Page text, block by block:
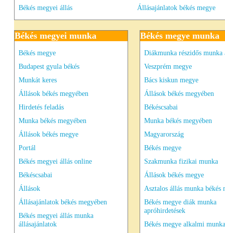
Békés megyei állás
Állásajánlatok békés megye
Békés megyei munka
Békés megye
Budapest gyula békés
Munkát keres
Állások békés megyében
Hirdetés feladás
Munka békés megyében
Állások békés megye
Portál
Békés megyei állás online
Békéscsabai
Állások
Állásajánlatok békés megyében
Békés megyei állás munka
állásajánlatok
Békés megye munka
Diákmunka részidős munka
Veszprém megye
Bács kiskun megye
Állások békés megyében
Békéscsabai
Munka békés megyében
Magyarország
Békés megye
Szakmunka fizikai munka
Állások békés megye
Asztalos állás munka békés
Békés megye diák munka
apróhirdetések
Békés megye alkalmi munka